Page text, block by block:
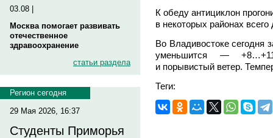
03.08 |
Москва помогает развивать
отечественное
здравоохранение
статьи раздела
Регион сегодня
29 Мая 2026, 16:37
Студенты Приморья
К обеду антициклон
в некоторых районах всего
Во Владивостоке сегодня
уменьшится —
и порывистый ветер.
Теги: